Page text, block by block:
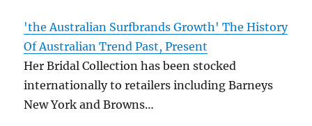
'the Australian Surfbrands Growth' The History
Of Australian Trend Past, Present
Her Bridal Collection has been stocked
internationally to retailers including Barneys
New York and Browns…